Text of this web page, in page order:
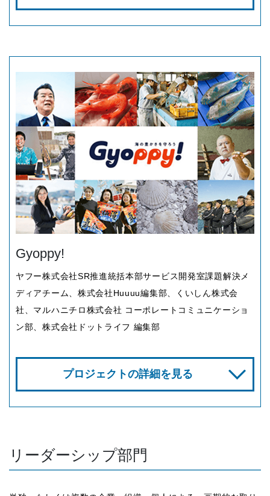
Gyoppy!
ヤフー株式会社SR推進統括本部サービス開発室課題解決メ
ディアチーム、株式会社Huuuu編集部、くいしん株式会
社、マルハニチロ株式会社 コーポレートコミュニケーショ
ン部、株式会社ドットライフ 編集部
プロジェクトの詳細を見る
リーダーシップ部門